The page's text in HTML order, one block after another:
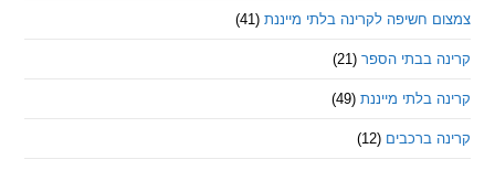
חשיפה לקרינה בלתי מייננת (41)
בבתי הספר (21)
מייננת (49)
ברכבים (12)